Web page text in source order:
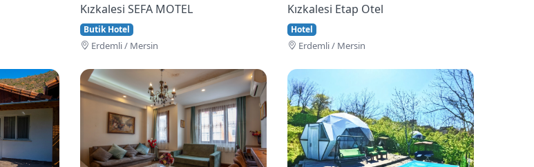
Kızkalesi SEFA MOTEL
Butik Hotel
Erdemli / Mersin
Kızkalesi Etap Otel
Hotel
Erdemli / Mersin